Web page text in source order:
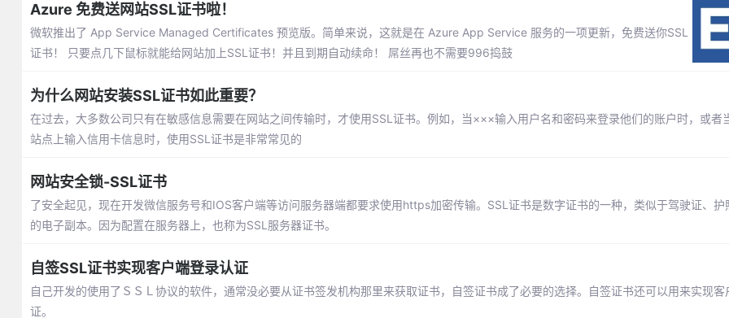
Azure 免费送网站SSL证书啦！
微软推出了 App Service Managed Certificates 预览版。简单来说，这就是在 Azure App Service 服务的一项更新，免费送你SSL
证书！ 只要点几下鼠标就能给网站加上SSL证书！并且到期自动续命！ 屌丝再也不需要996捣鼓
为什么网站安装SSL证书如此重要？
在过去，大多数公司只有在敏感信息需要在网站之间传输时，才使用SSL证书。例如，当×××输入用户名和密码来登录他们的账户时，或者
站点上输入信用卡信息时，使用SSL证书是非常常见的
网站安全锁-SSL证书
了安全起见，现在开发微信服务号和IOS客户端等访问服务器端都要求使用https加密传输。SSL证书是数字证书的一种，类似于驾驶证、护
的电子副本。因为配置在服务器上，也称为SSL服务器证书。
自签SSL证书实现客户端登录认证
自己开发的使用了ＳＳＬ协议的软件，通常没必要从证书签发机构那里来获取证书，自签证书成了必要的选择。自签证书还可以用来实现客
证。